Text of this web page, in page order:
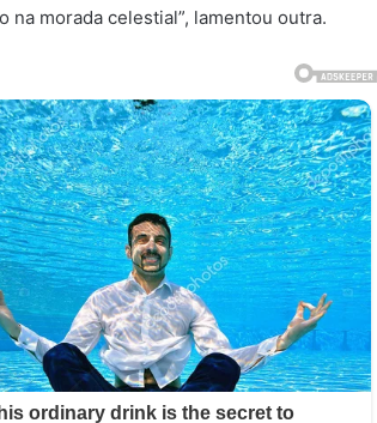
morada celestial”, lamentou outra.